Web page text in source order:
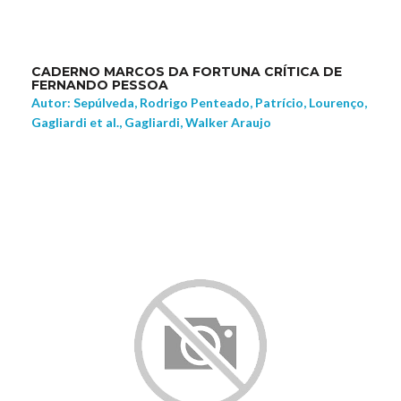
CADERNO MARCOS DA FORTUNA CRÍTICA DE
FERNANDO PESSOA
Autor: Sepúlveda, Rodrigo Penteado, Patrício, Lourenço,
Gagliardi et al., Gagliardi, Walker Araujo